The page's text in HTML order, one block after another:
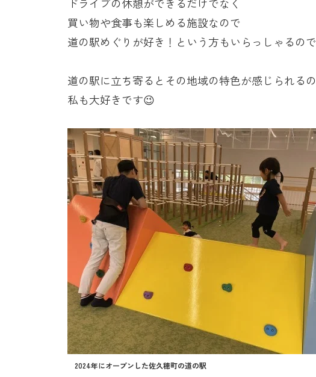
買い物や食事も楽しめる施設なので
道の駅めぐりが好き！という方もいらっしゃるの
道の駅に立ち寄るとその地域の特色が感じられる
私も大好きです😉
2024年にオープンした佐久穂町の道の駅